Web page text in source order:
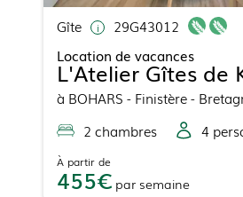
Gîte
29G43012
Location de vacances
L'Atelier Gîtes de
à BOHARS - Finistère -
2 chambres 4
À partir de
455 par semaine